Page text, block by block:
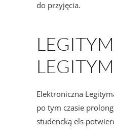
do przyjęcia.
Elektroniczna
po tym czasie
studencką els